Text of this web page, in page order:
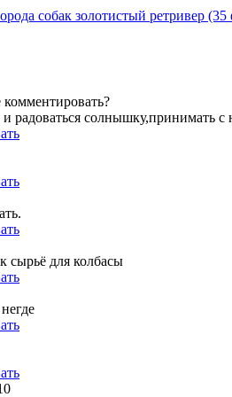
собак золотистый ретривер (35
радоваться солнышку,принимать
сырьё для колбасы